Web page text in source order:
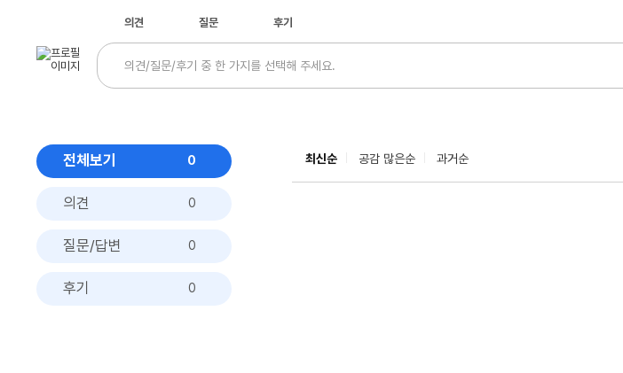
의견 질문 후기
전체보기 0
의견 0
질문/답변 0
후기 0
최신순 공감 많은순 과거순